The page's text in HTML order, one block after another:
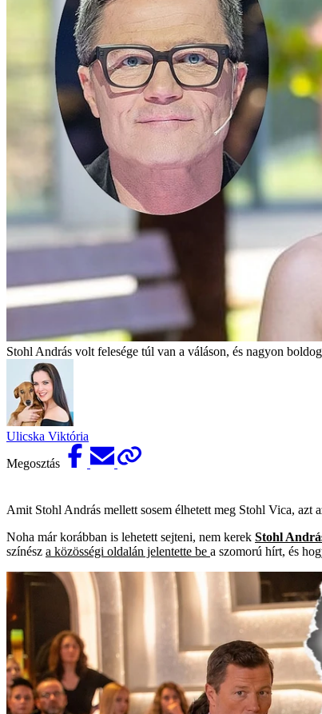
Stohl András volt felesége túl van a váláson, és nagyon boldog
Ulicska Viktória
Megosztás
Amit Stohl András mellett sosem élhetett meg Stohl Vica, azt
Noha már korábban is lehetett sejteni, nem kerek Stohl
színész a közösségi oldalán jelentette be a szomorú hírt, és